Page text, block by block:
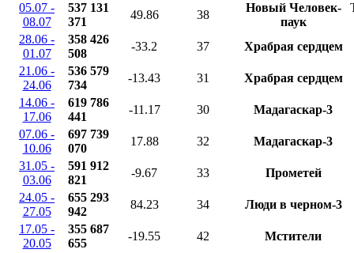
05.07 -
08.07
537 131
371
49.86 38
Новый Человек-
паук
28.06 -
01.07
358 426
508
-33.2 37
Храбрая сердцем
21.06 -
24.06
536 579
734
-13.43 31
Храбрая сердцем
14.06 -
17.06
619 786
441
-11.17 30
Мадагаскар-3
07.06 -
10.06
697 739
070
17.88 32
Мадагаскар-3
31.05 -
03.06
591 912
821
-9.67 33
Прометей
24.05 -
27.05
655 293
942
84.23 34
Люди в черном-3
17.05 -
20.05
355 687
655
-19.55 42
Мстители